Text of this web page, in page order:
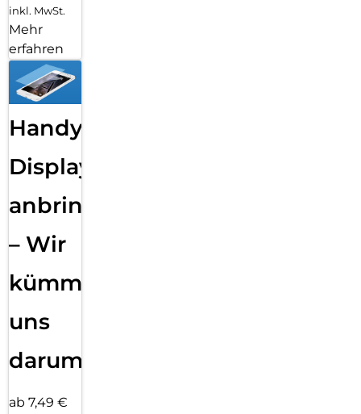
inkl. MwSt.
Mehr
erfahren
Handy
Displayfolie
anbringen
– Wir
kümmern
uns
darum!
ab 7,49 €